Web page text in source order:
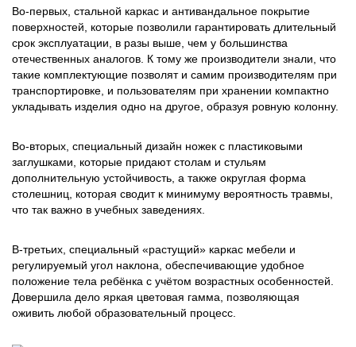
Во-первых, стальной каркас и антивандальное покрытие
поверхностей, которые позволили гарантировать длительный
срок эксплуатации, в разы выше, чем у большинства
отечественных аналогов. К тому же производители знали, что
такие комплектующие позволят и самим производителям при
транспортировке, и пользователям при хранении компактно
укладывать изделия одно на другое, образуя ровную колонну.
Во-вторых, специальный дизайн ножек с пластиковыми
заглушками, которые придают столам и стульям
дополнительную устойчивость, а также округлая форма
столешниц, которая сводит к минимуму вероятность травмы,
что так важно в учебных заведениях.
В-третьих, специальный «растущий» каркас мебели и
регулируемый угол наклона, обеспечивающие удобное
положение тела ребёнка с учётом возрастных особенностей.
Довершила дело яркая цветовая гамма, позволяющая
оживить любой образовательный процесс.